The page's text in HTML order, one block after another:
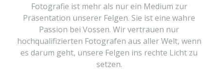
Fotografie ist mehr als nur ein Medium zur
Präsentation unserer Felgen. Sie ist eine wahre
Passion bei Vossen. Wir vertrauen nur
hochqualifizierten Fotografen aus aller Welt, wenn
es darum geht, unsere Felgen ins rechte Licht zu
setzen.